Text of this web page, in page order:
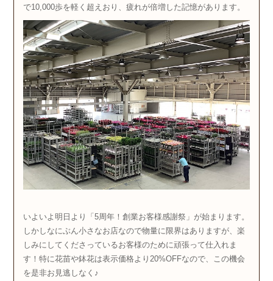
で10,000歩を軽く超えおり、疲れが倍増した記憶があります。
いよいよ明日より「5周年！創業お客様感謝祭」が始まります。
しかしなにぶん小さなお店なので物量に限界はありますが、楽
しみにしてくださっているお客様のために頑張って仕入れま
す！特に花苗や鉢花は表示価格より20%OFFなので、この機会
を是非お見逃しなく♪